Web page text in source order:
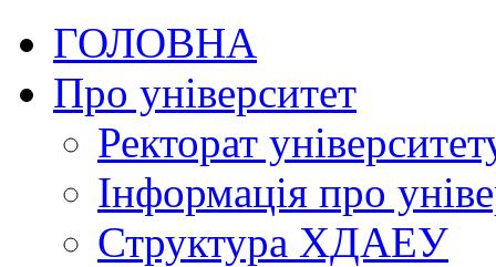
ГОЛОВНА
Про університет
Ректорат
Інформація про
Структура ХДАЕУ